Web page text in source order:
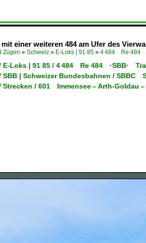
einer weiteren 484 am Ufer des
Zügen » Schweiz » E-Loks | 91 85 » 4 484 Re 484
E-Loks | 91 85 / 4 484 Re 484 ·SBB·
SBB | Schweizer Bundesbahnen /
Strecken / 601 Immensee – Arth-Goldau